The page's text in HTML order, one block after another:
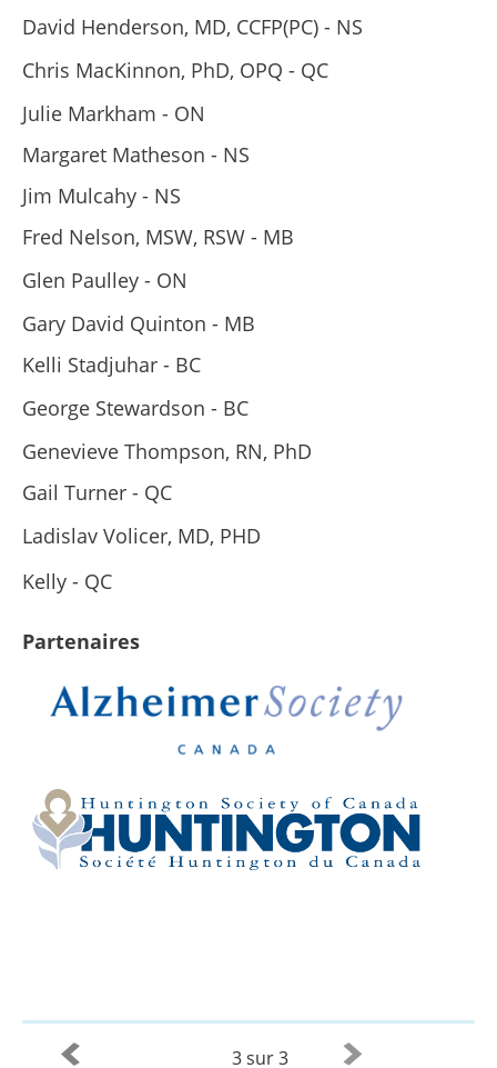
David Henderson, MD, CCFP(PC) - NS
Chris MacKinnon, PhD, OPQ - QC
Julie Markham - ON
Margaret Matheson - NS
Jim Mulcahy - NS
Fred Nelson, MSW, RSW - MB
Glen Paulley - ON
Gary David Quinton - MB
Kelli Stadjuhar - BC
George Stewardson - BC
Genevieve Thompson, RN, PhD
Gail Turner - QC
Ladislav Volicer, MD, PHD
Kelly - QC
Partenaires
3 sur 3